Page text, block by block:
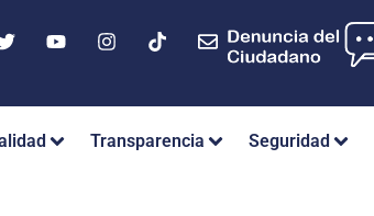
Transparencia Seguridad